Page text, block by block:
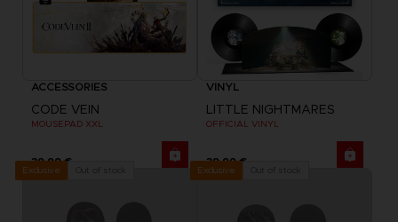
ACCESSORIES
CODE VEIN
MOUSEPAD XXL
39,99 €
VINYL
LITTLE NIGHTMARES
OFFICIAL VINYL
39,99 €
Exclusive Exclusive